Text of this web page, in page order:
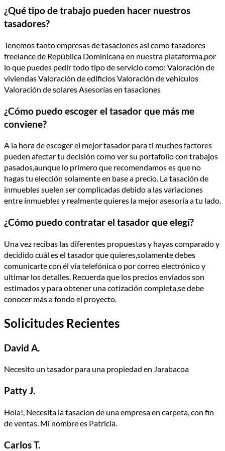
¿Qué tipo de trabajo pueden hacer nuestros
tasadores?
Tenemos tanto empresas de tasaciones así como tasadores
freelance de República Dominicana en nuestra plataforma,por
lo que puedes pedir todo tipo de servicio como: Valoración de
viviendas Valoración de edificios Valoración de vehículos
Valoración de solares Asesorías en tasaciones
¿Cómo puedo escoger el tasador que más me
conviene?
A la hora de escoger el mejor tasador para ti muchos factores
pueden afectar tu decisión como ver su portafolio con trabajos
pasados,aunque lo primero que recomendamos es que no
hagas tu elección solamente en base a precio. La tasación de
inmuebles suelen ser complicadas debido a las variaciones
entre inmuebles y realmente quieres la mejor asesoría a tu lado.
¿Cómo puedo contratar el tasador que elegí?
Una vez recibas las diferentes propuestas y hayas comparado y
decidido cuál es el tasador que quieres,solamente debes
comunicarte con él vía telefónica o por correo electrónico y
ultimar los detalles. Recuerda que los precios enviados son
estimados y para obtener una cotización completa,se debe
conocer más a fondo el proyecto.
Solicitudes Recientes
David A.
Necesito un tasador para una propiedad en Jarabacoa
Patty J.
Hola!, Necesita la tasacion de una empresa en carpeta, con fin
de ventas. Mi nombre es Patricia.
Carlos T.